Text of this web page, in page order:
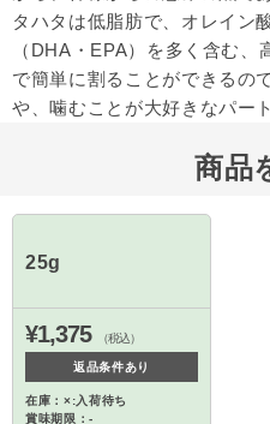
タハタは低脂肪で、オレイン
（DHA・EPA）を多く含む
で簡単に割ることができるの
や、噛むことが大好きなパー
商品
25g
¥1,375 （税込）
返品条件あり
在庫：×:入荷待ち
賞味期限：-